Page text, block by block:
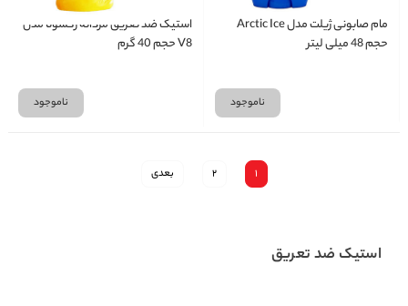
مام صابونی ژیلت مدل Arctic Ice
حجم 48 میلی لیتر
ناموجود
استیک ضد تعریق مردانه رکسونا مدل
V8 حجم 40 گرم
ناموجود
1
2 بعدی
استیک ضد تعریق